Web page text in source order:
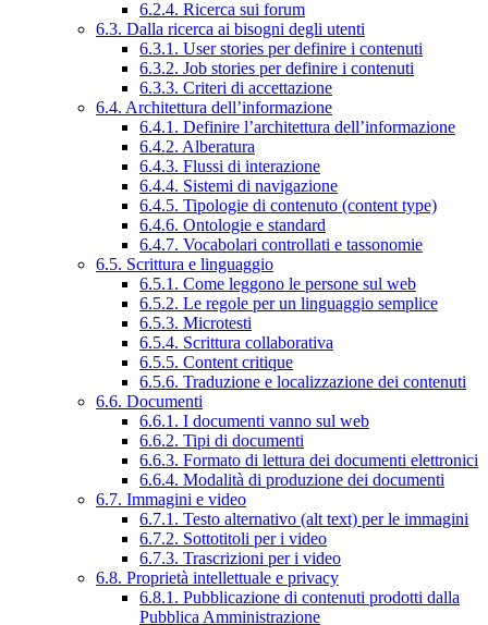
6.2.4. Ricerca sui forum
6.3. Dalla ricerca ai bisogni degli utenti
6.3.1. User stories per definire i contenuti
6.3.2. Job stories per definire i contenuti
6.3.3. Criteri di accettazione
6.4. Architettura dell’informazione
6.4.1. Definire l’architettura dell’informazione
6.4.2. Alberatura
6.4.3. Flussi di interazione
6.4.4. Sistemi di navigazione
6.4.5. Tipologie di contenuto (content type)
6.4.6. Ontologie e standard
6.4.7. Vocabolari controllati e tassonomie
6.5. Scrittura e linguaggio
6.5.1. Come leggono le persone sul web
6.5.2. Le regole per un linguaggio semplice
6.5.3. Microtesti
6.5.4. Scrittura collaborativa
6.5.5. Content critique
6.5.6. Traduzione e localizzazione dei contenuti
6.6. Documenti
6.6.1. I documenti vanno sul web
6.6.2. Tipi di documenti
6.6.3. Formato di lettura dei documenti elettronici
6.6.4. Modalità di produzione dei documenti
6.7. Immagini e video
6.7.1. Testo alternativo (alt text) per le immagini
6.7.2. Sottotitoli per i video
6.7.3. Trascrizioni per i video
6.8. Proprietà intellettuale e privacy
6.8.1. Pubblicazione di contenuti prodotti dalla
Pubblica Amministrazione